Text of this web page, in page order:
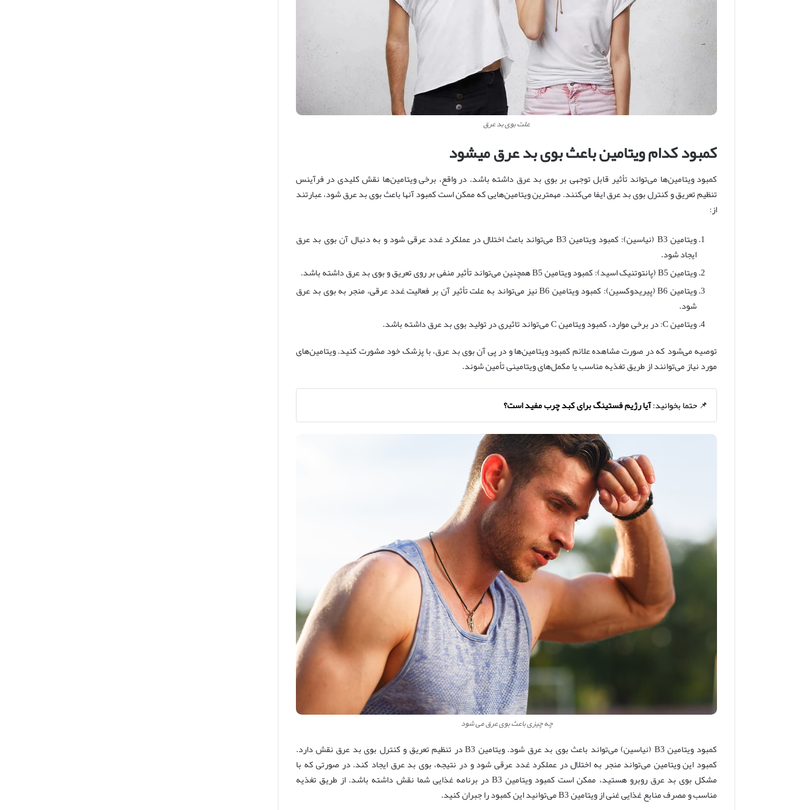
علت بوی بد عرق
کمبود کدام ویتامین باعث بوی بد عرق میشود
کمبود ویتامین‌ها می‌تواند تأثیر قابل توجهی بر بوی بد عرق داشته باشد. در واقع، برخی ویتامین‌ها نقش کلیدی در فرآینس
تنظیم تعریق و کنترل بوی بد عرق ایفا می‌کنند. مهمترین ویتامین‌هایی که ممکن است کمبود آنها باعث بوی بد عرق شود، عبارتند
از:
ویتامین B3 (نیاسین): کمبود ویتامین B3 می‌تواند باعث اختلال در عملکرد غدد عرقی شود و به دنبال آن بوی بد عرق
ایجاد شود.
ویتامین B5 (پانتوتنیک اسید): کمبود ویتامین B5 همچنین می‌تواند تأثیر منفی بر روی تعریق و بوی بد عرق داشته باشد.
ویتامین B6 (پیریدوکسین): کمبود ویتامین B6 نیز می‌تواند به علت تأثیر آن بر فعالیت غدد عرقی، منجر به بوی بد عرق
شود.
ویتامین C: در برخی موارد، کمبود ویتامین C می‌تواند تاثیری در تولید بوی بد عرق داشته باشد.
توصیه می‌شود که در صورت مشاهده علائم کمبود ویتامین‌ها و در پی آن بوی بد عرق، با پزشک خود مشورت کنید. ویتامین‌های
مورد نیاز می‌توانند از طریق تغذیه مناسب یا مکمل‌های ویتامینی تأمین شوند.
📌 حتما بخوانید:آیا رژیم فستینگ برای کبد چرب مفید است؟
چه چیزی باعث بوی عرق می شود
کمبود ویتامین B3 (نیاسین) می‌تواند باعث بوی بد عرق شود. ویتامین B3 در تنظیم تعریق و کنترل بوی بد عرق نقش دارد.
کمبود این ویتامین می‌تواند منجر به اختلال در عملکرد غدد عرقی شود و در نتیجه، بوی بد عرق ایجاد کند. در صورتی که با
مشکل بوی بد عرق روبرو هستید، ممکن است کمبود ویتامین B3 در برنامه غذایی شما نقش داشته باشد. از طریق تغذیه
مناسب و مصرف منابع غذایی غنی از ویتامین B3 می‌توانید این کمبود را جبران کنید.